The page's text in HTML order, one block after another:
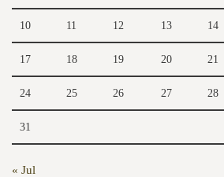
10 11 12 13 14
17 18 19 20 21
24 25 26 27 28
31
« Jul